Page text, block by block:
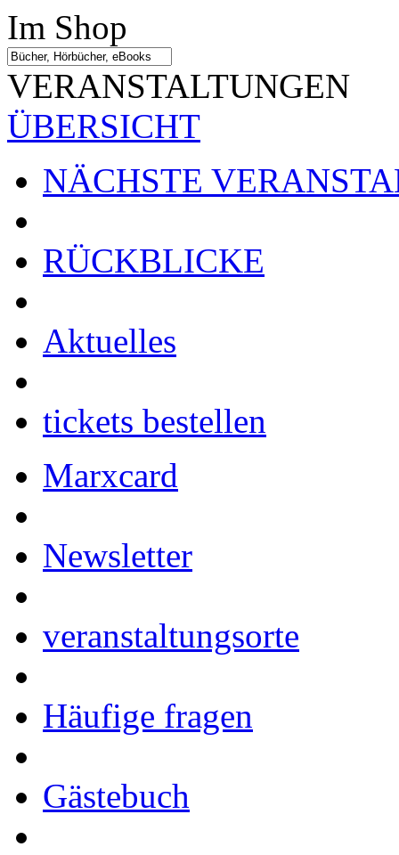
Im Shop
VERANSTALTUNGEN
ÜBERSICHT
NÄCHSTE
RÜCKBLICKE
Aktuelles
tickets bestellen
Marxcard
Newsletter
veranstaltungsorte
Häufige fragen
Gästebuch